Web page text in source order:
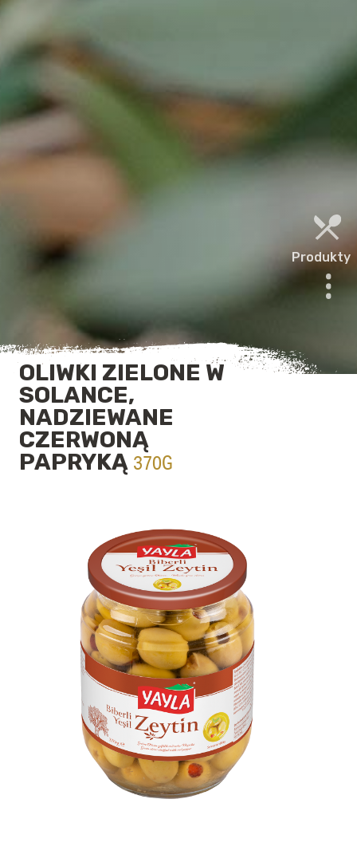
Produkty
OLIWKI ZIELONE W
SOLANCE,
NADZIEWANE
CZERWONĄ
PAPRYKĄ 370G